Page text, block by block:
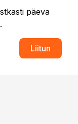
päeva
Liitun